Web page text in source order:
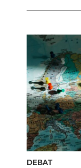
DEBAT